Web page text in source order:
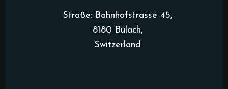
Straße: Bahnhofstrasse 45,
8180 Bülach,
Switzerland